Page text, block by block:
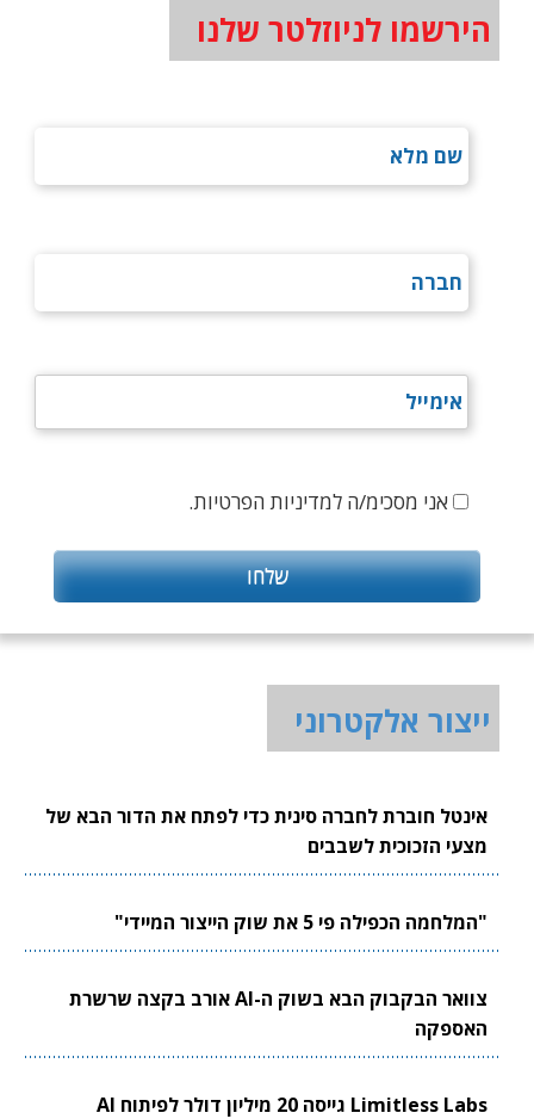
הירשמו לניוזלטר שלנו
אני מסכימ/ה למדיניות הפרטיות.
ייצור אלקטרוני
אינטל חוברת לחברה סינית כדי לפתח את הדור הבא של
מצעי הזכוכית לשבבים
"המלחמה הכפילה פי 5 את שוק הייצור המיידי"
צוואר הבקבוק הבא בשוק ה-AI אורב בקצה שרשרת
האספקה
Limitless Labs גייסה 20 מיליון דולר לפיתוח AI